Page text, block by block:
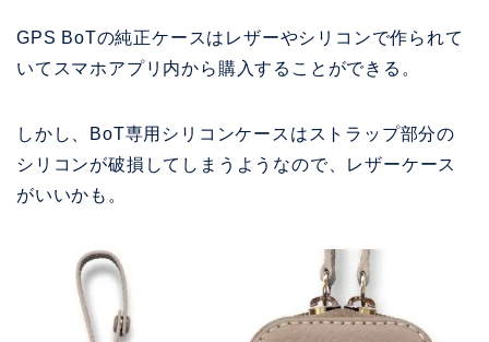
GPS BoTの純正ケースはレザーやシリコンで作られて
いてスマホアプリ内から購入することができる。
しかし、BoT専用シリコンケースはストラップ部分の
シリコンが破損してしまうようなので、レザーケース
がいいかも。